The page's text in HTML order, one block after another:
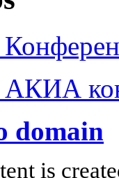
domain
is